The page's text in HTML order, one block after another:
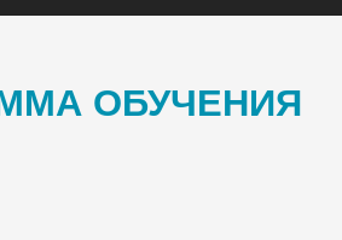
ОБУЧЕНИЯ